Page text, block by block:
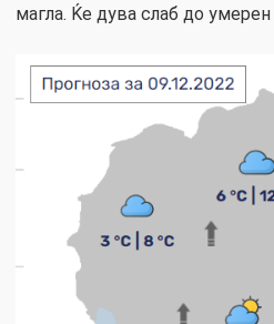
магла. Ќе дува слаб до умерен